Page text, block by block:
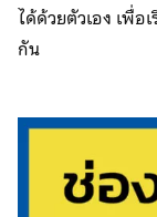
ได้ด้วยตัวเอง เพื่
กัน